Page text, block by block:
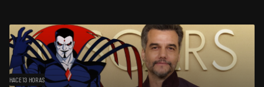
HACE 13 HORAS